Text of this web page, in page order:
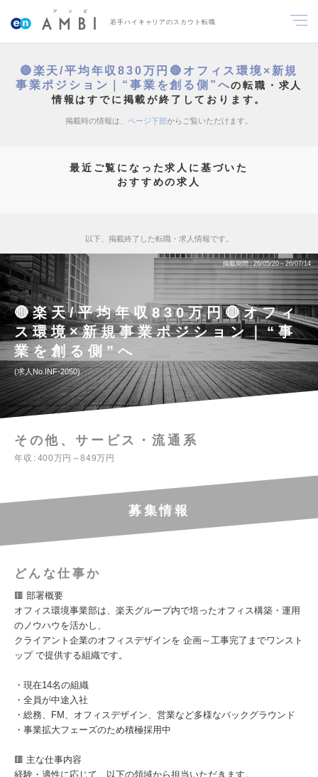
若手ハイキャリアのスカウト転職
🔴楽天/平均年収830万円🔴オフィス環境×新規
事業ポジション｜“事業を創る側”への転職・求人
情報はすでに掲載が終了しております。
掲載時の情報は、 ページ下部からご覧いただけます。
最近ご覧になった求人に基づいた
おすすめの求人
以下、掲載終了した転職・求人情報です。
掲載期間 26/05/20～26/07/14
🔴楽天/平均年収830万円🔴オフィ
ス環境×新規事業ポジション｜“事
業を創る側”へ
求人No.INF-2050
その他、サービス・流通系
年収 400万円～849万円
募集情報
どんな仕事か
🟥 部署概要
オフィス環境事業部は、楽天グループ内で培ったオフィス構築・運用
のノウハウを活かし、
クライアント企業のオフィスデザインを 企画～工事完了までワンスト
ップ で提供する組織です。
・現在14名の組織
・全員が中途入社
・総務、FM、オフィスデザイン、営業など多様なバックグラウンド
・事業拡大フェーズのため積極採用中
🟥 主な仕事内容
経験・適性に応じて、以下の領域から担当いただきます。